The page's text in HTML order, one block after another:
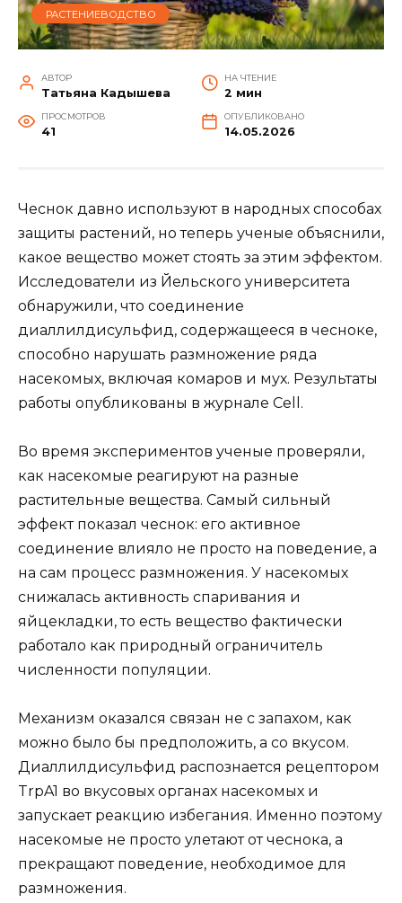
РАСТЕНИЕВОДСТВО
АВТОР
Татьяна Кадышева
НА ЧТЕНИЕ
2 мин
ПРОСМОТРОВ
41
ОПУБЛИКОВАНО
14.05.2026
Чеснок давно используют в народных способах
защиты растений, но теперь ученые объяснили,
какое вещество может стоять за этим эффектом.
Исследователи из Йельского университета
обнаружили, что соединение
диаллилдисульфид, содержащееся в чесноке,
способно нарушать размножение ряда
насекомых, включая комаров и мух. Результаты
работы опубликованы в журнале Cell.
Во время экспериментов ученые проверяли,
как насекомые реагируют на разные
растительные вещества. Самый сильный
эффект показал чеснок: его активное
соединение влияло не просто на поведение, а
на сам процесс размножения. У насекомых
снижалась активность спаривания и
яйцекладки, то есть вещество фактически
работало как природный ограничитель
численности популяции.
Механизм оказался связан не с запахом, как
можно было бы предположить, а со вкусом.
Диаллилдисульфид распознается рецептором
TrpA1 во вкусовых органах насекомых и
запускает реакцию избегания. Именно поэтому
насекомые не просто улетают от чеснока, а
прекращают поведение, необходимое для
размножения.